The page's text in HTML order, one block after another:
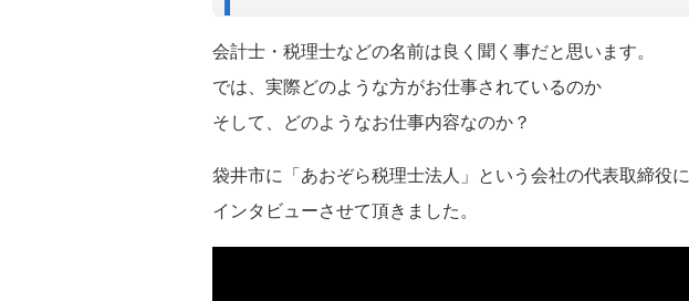
会計士・税理士などの名前は良く聞く事だと思います。
では、実際どのような方がお仕事されているのか
そして、どのようなお仕事内容なのか？
袋井市に「あおぞら税理士法人」という会社の代表取締役に
インタビューさせて頂きました。